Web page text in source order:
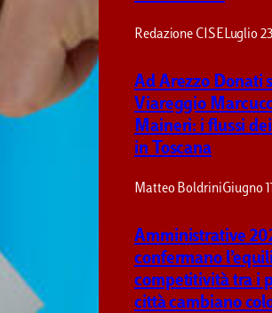
Redazione CISE Luglio
Ad Arezzo Donati
Viareggio
Maineri: i flussi
in Toscana
Matteo BoldriniGiugno
Amministrative
confermano
competitività tra i
città cambiano